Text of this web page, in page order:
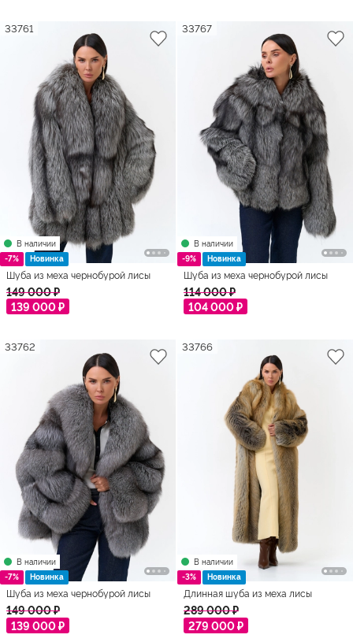
В наличии
-7%
Новинка
33761
Шуба из меха чернобурой лисы
149 000 ₽
139 000 ₽
В наличии
-9%
Новинка
33767
Шуба из меха чернобурой лисы
114 000 ₽
104 000 ₽
В наличии
-7%
Новинка
33762
Шуба из меха чернобурой лисы
149 000 ₽
139 000 ₽
В наличии
-3%
Новинка
33766
Длинная шуба из меха лисы
289 000 ₽
279 000 ₽